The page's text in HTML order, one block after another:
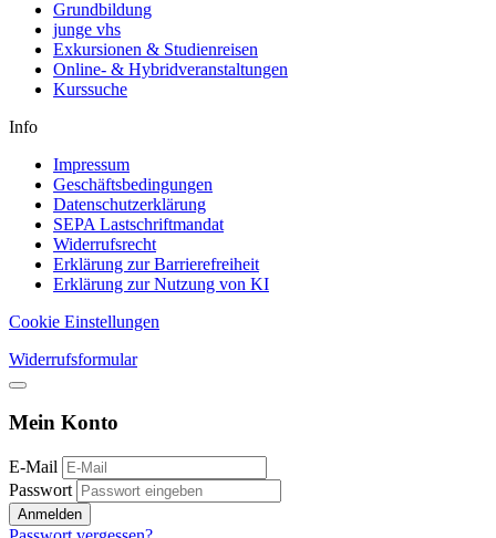
Grundbildung
junge vhs
Exkursionen & Studienreisen
Online- & Hybridveranstaltungen
Kurssuche
Info
Impressum
Geschäftsbedingungen
Datenschutzerklärung
SEPA Lastschriftmandat
Widerrufsrecht
Erklärung zur Barrierefreiheit
Erklärung zur Nutzung von KI
Cookie Einstellungen
Widerrufsformular
Mein Konto
E-Mail
Passwort
Anmelden